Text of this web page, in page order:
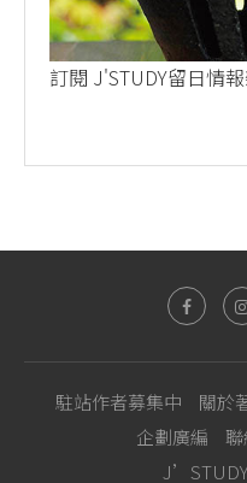
訂閱 J'STUDY留日情
駐站作者募集中 關於
企劃廣編